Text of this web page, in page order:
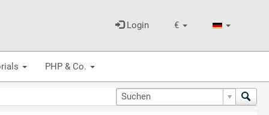
€
Login
PHP & Co.